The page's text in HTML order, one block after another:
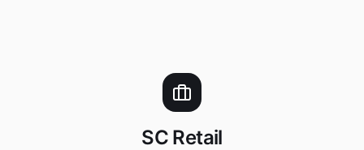
SC Retail